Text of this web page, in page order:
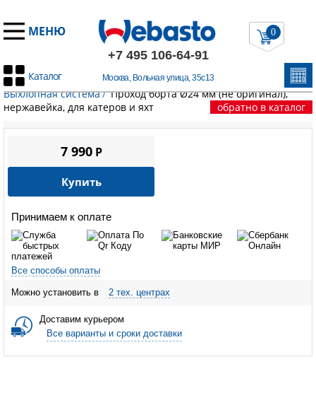
МЕНЮ
+7 495 106-64-91
Москва, Вольная улица, 35с13
Каталог
0
Главная / Запчасти Вебасто/Воздушные отопители
Выхлопная система/ Проход борта Ø24 мм (не оригинал),
нержавейка, для катеров и яхт
обратно в каталог
Принимаем к оплате
Все способы оплаты
Можно установить в 2 тех. центрах
Доставим курьером
Все варианты и сроки доставки
7 990P
Купить